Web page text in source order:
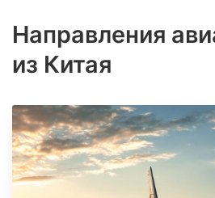
Направления
из Китая